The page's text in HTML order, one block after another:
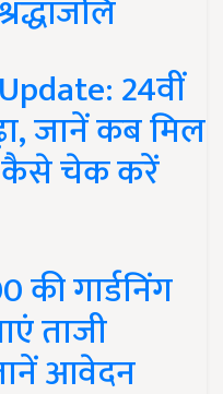
24वीं
जानें कब मिल
कैसे चेक करें
की गार्डनिंग
ताजी
आवेदन